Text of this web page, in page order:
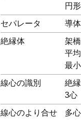
円
セパレータ 導
絶縁体
架
平
最
線心の識別
絶
3心
線心のより合せ
多